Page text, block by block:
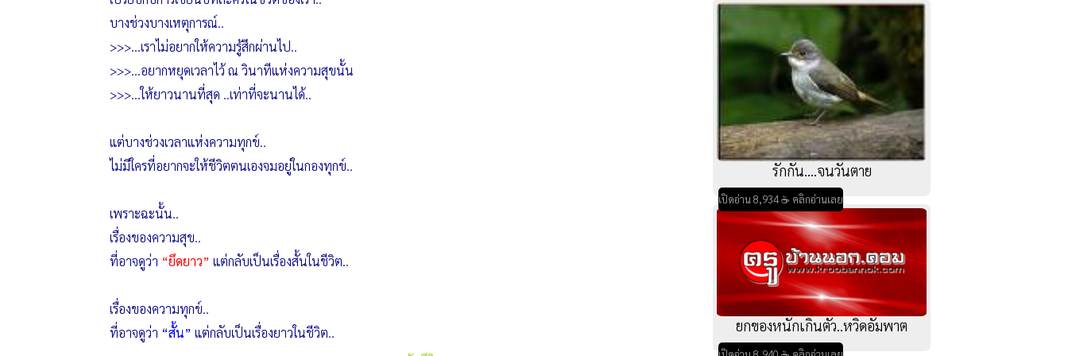
บางช่วงบางเหตุการณ์..
>>>…เราไม่อยากให้ความรู้สึกผ่านไป..
>>>…อยากหยุดเวลาไว้ ณ วินาทีแห่งความสุขนั้น
>>>…ให้ยาวนานที่สุด ..เท่าที่จะนานได้..
แต่บางช่วงเวลาแห่งความทุกข์..
ไม่มีใครที่อยากจะให้ชีวิตตนเองจมอยู่ในกองทุกข์..
เพราะฉะนั้น..
เรื่องของความสุข..
ที่อาจดูว่า “ยึดยาว” แต่กลับเป็นเรื่องสั้นในชีวิต..
เรื่องของความทุกข์..
ที่อาจดูว่า “สั้น” แต่กลับเป็นเรื่องยาวในชีวิต..
รักกัน....จนวันตาย
เปิดอ่าน 8,934 ☕ คลิกอ่านเลย
ยกของหนักเกินตัว..หวิดอัมพาต